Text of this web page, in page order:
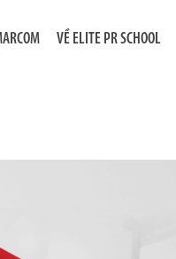
VỀ ELITE PR SCHOOL